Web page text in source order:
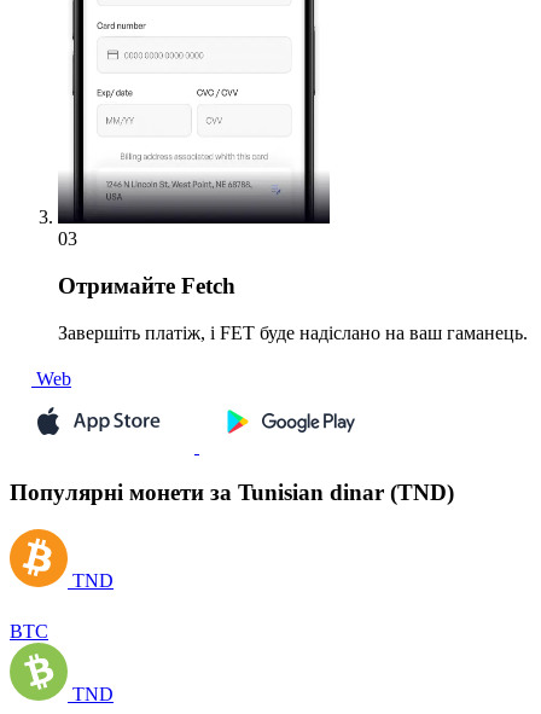
03
Отримайте Fetch
Завершіть платіж, і FET буде надіслано на ваш гаманець.
Web
Популярні монети за Tunisian dinar (TND)
TND
BTC
TND